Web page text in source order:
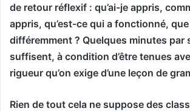
de retour réflexif : qu’ai-je appris,
appris, qu’est-ce qui a fonctionné,
différemment ? Quelques minutes par
suffisent, à condition d’être tenues
rigueur qu’on exige d’une leçon de
Rien de tout cela ne suppose des